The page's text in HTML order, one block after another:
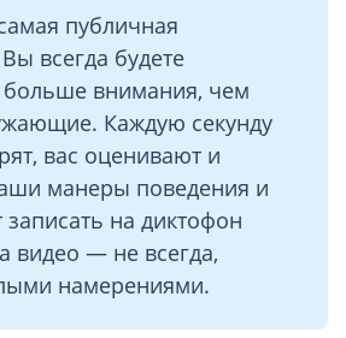
публичная
всегда будете
больше внимания, чем
Каждую секунду
вас оценивают и
манеры поведения и
на диктофон
видео — не всегда,
намерениями.